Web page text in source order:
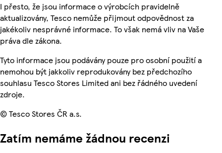
I přesto, že jsou informace o výrobcích pravidelně
aktualizovány, Tesco nemůže přijmout odpovědnost za
jakékoliv nesprávné informace. To však nemá vliv na Vaše
práva dle zákona.
Tyto informace jsou podávány pouze pro osobní použití a
nemohou být jakkoliv reprodukovány bez předchozího
souhlasu Tesco Stores Limited ani bez řádného uvedení
zdroje.
© Tesco Stores ČR a.s.
Zatím nemáme žádnou recenzi